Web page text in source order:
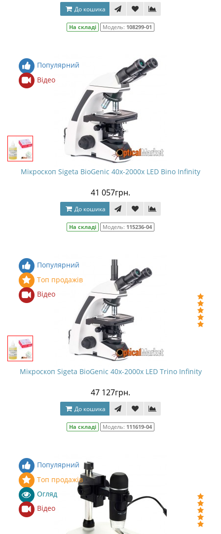
До кошика
На складі Модель: 108299-01
Популярний
Відео
Мікроскоп Sigeta BioGenic 40x-2000x LED Bino Infinity
41 057грн.
До кошика
На складі Модель: 115236-04
Популярний
Топ продажів
Відео
Мікроскоп Sigeta BioGenic 40x-2000x LED Trino Infinity
47 127грн.
До кошика
На складі Модель: 111619-04
Популярний
Топ продажів
Огляд
Відео